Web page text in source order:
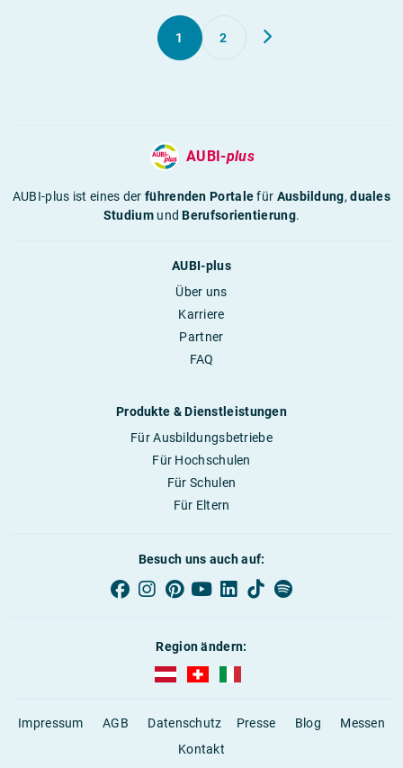
1 2
AUBI-plus
AUBI-plus ist eines derführenden Portalefür Ausbildung,duales
StudiumundBerufsorientierung.
AUBI-plus
Über uns
Karriere
Partner
FAQ
Produkte & Dienstleistungen
Für Ausbildungsbetriebe
Für Hochschulen
Für Schulen
Für Eltern
Besuch uns auch auf:
Region ändern:
AUBI-plus Österreich (deutsch)
Impressum AGB Datenschutz Presse Blog
Messen
Kontakt